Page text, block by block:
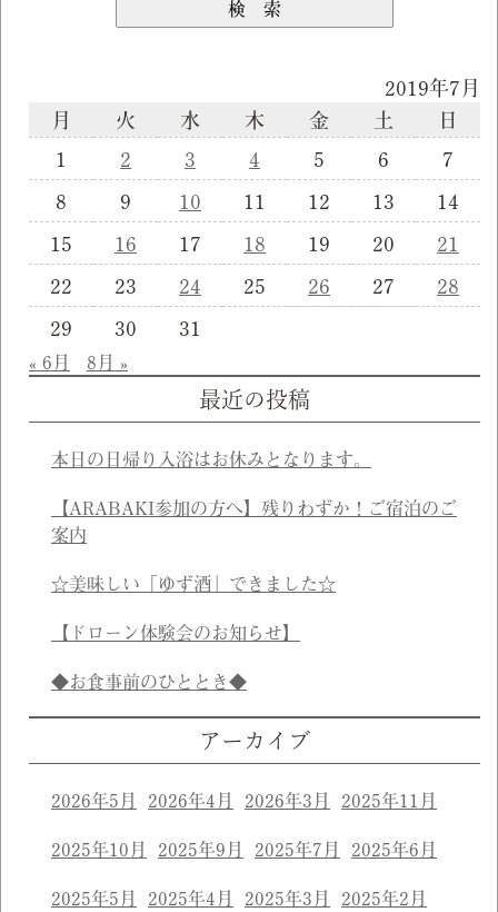
2019年7月
月
火 水 木 金 土
日
1
2 3 4 5 6
7
8
9 10 11 12 13
14
15
16 17 18 19 20
21
22
23 24 25 26 27
28
29
30 31
« 6月 8月 »
最近の投稿
本日の日帰り入浴はお休みとなります。
【ARABAKI参加の方へ】残りわずか！ご宿泊のご
案内
☆美味しい「ゆず酒」できました☆
【ドローン体験会のお知らせ】
◆お食事前のひととき◆
アーカイブ
2026年5月 2026年4月 2026年3月 2025年11月
2025年10月 2025年9月 2025年7月 2025年6月
2025年5月 2025年4月 2025年3月 2025年2月